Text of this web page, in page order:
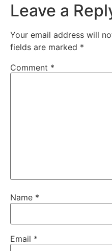
Leave a
Your email address will
fields are marked *
Comment *
Name *
Email *